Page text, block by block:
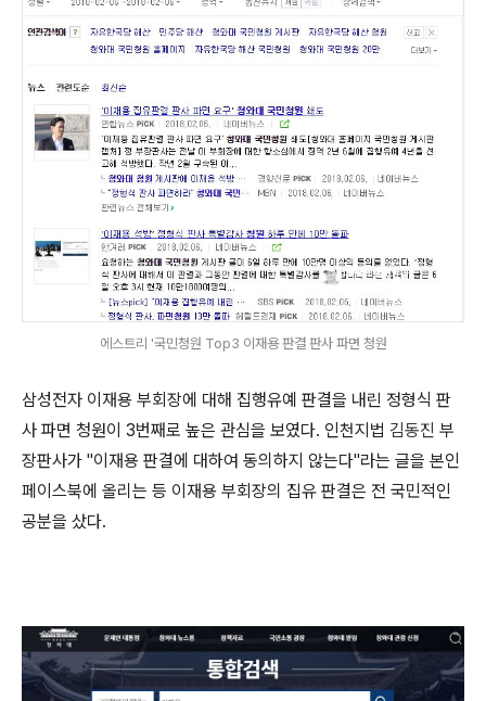
에스트리 '국민청원 Top3 이재용 판결 판사 파면 청원
삼성전자 이재용 부회장에 대해 집행유예 판결을 내린 정형식 판
사 파면 청원이 3번째로 높은 관심을 보였다. 인천지법 김동진 부
장판사가 "이재용 판결에 대하여 동의하지 않는다"라는 글을 본인
페이스북에 올리는 등 이재용 부회장의 집유 판결은 전 국민적인
공분을 샀다.